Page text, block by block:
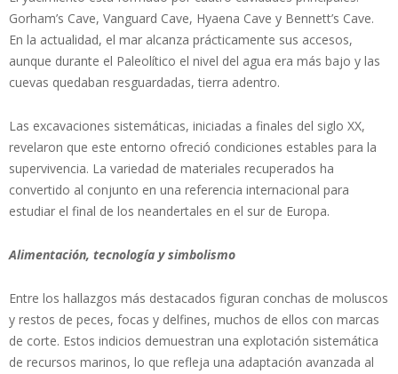
Gorham’s Cave, Vanguard Cave, Hyaena Cave y Bennett’s Cave.
En la actualidad, el mar alcanza prácticamente sus accesos,
aunque durante el Paleolítico el nivel del agua era más bajo y las
cuevas quedaban resguardadas, tierra adentro.
Las excavaciones sistemáticas, iniciadas a finales del siglo XX,
revelaron que este entorno ofreció condiciones estables para la
supervivencia. La variedad de materiales recuperados ha
convertido al conjunto en una referencia internacional para
estudiar el final de los neandertales en el sur de Europa.
Alimentación, tecnología y simbolismo
Entre los hallazgos más destacados figuran conchas de moluscos
y restos de peces, focas y delfines, muchos de ellos con marcas
de corte. Estos indicios demuestran una explotación sistemática
de recursos marinos, lo que refleja una adaptación avanzada al